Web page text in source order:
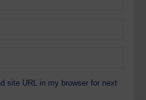
site URL in my browser for next